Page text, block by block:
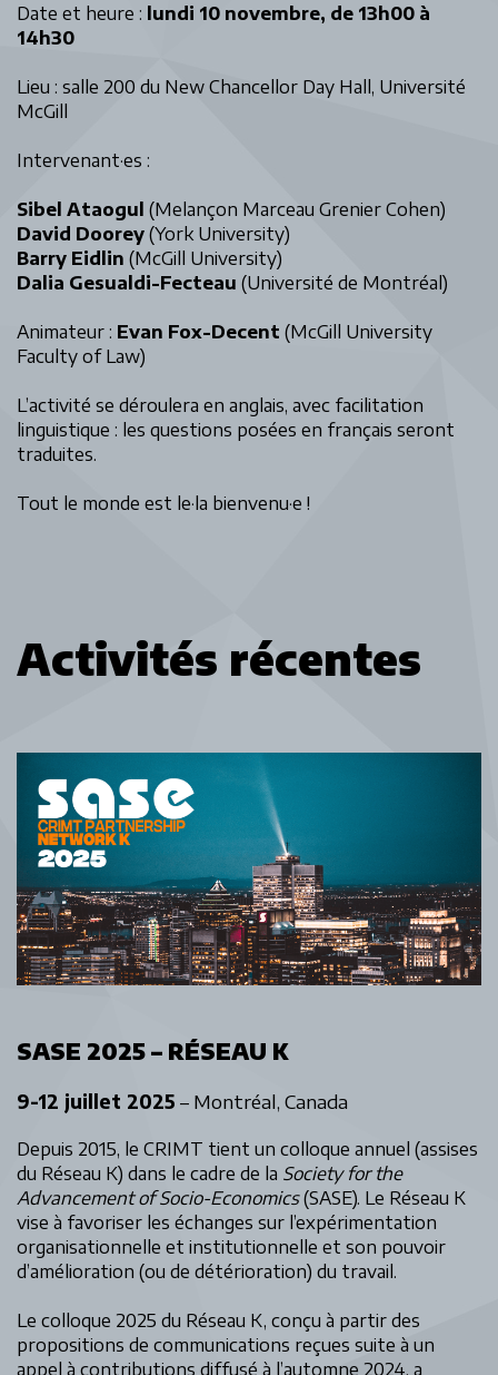
Date et heure : lundi 10 novembre, de 13h00 à
14h30
Lieu : salle 200 du New Chancellor Day Hall, Université
McGill
Intervenant·es :
Sibel Ataogul (Melançon Marceau Grenier Cohen)
David Doorey (York University)
Barry Eidlin (McGill University)
Dalia Gesualdi-Fecteau (Université de Montréal)
Animateur : Evan Fox-Decent (McGill University
Faculty of Law)
L’activité se déroulera en anglais, avec facilitation
linguistique : les questions posées en français seront
traduites.
Tout le monde est le·la bienvenu·e !
Activités récentes
SASE 2025 – RÉSEAU K
9-12 juillet 2025 – Montréal, Canada
Depuis 2015, le CRIMT tient un colloque annuel (assises
du Réseau K) dans le cadre de la Society for the
Advancement of Socio-Economics(SASE). Le Réseau K
vise à favoriser les échanges sur l’expérimentation
organisationnelle et institutionnelle et son pouvoir
d’amélioration (ou de détérioration) du travail.
Le colloque 2025 du Réseau K, conçu à partir des
propositions de communications reçues suite à un
appel à contributions diffusé à l’automne 2024, a